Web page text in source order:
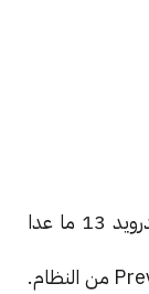
لازلنا حتى الآن لا نعرف الكثير عن نظام الأندرويد 13 ما عدا
الخصائص التي تم إضافتها في نسخة الـPreview من النظام.